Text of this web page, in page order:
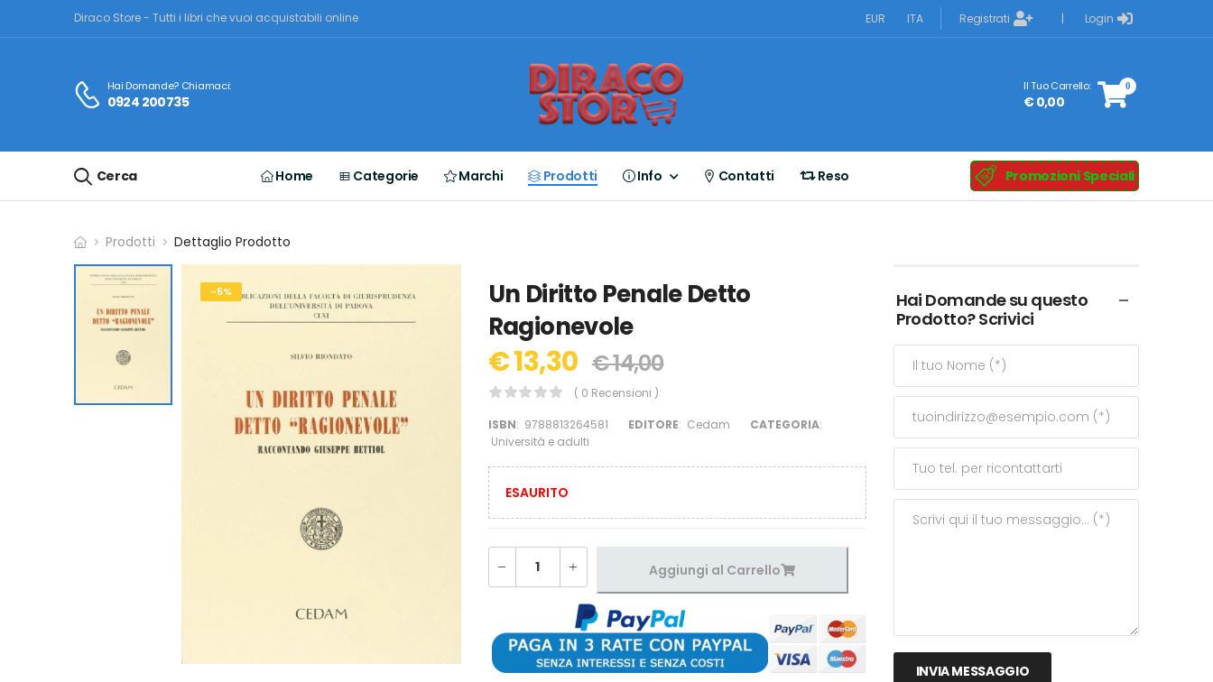
Diraco Store - Tutti i libri che vuoi acquistabili online EUR ITA Registrati | Login
Hai Domande? Chiamaci:
0924 200735
Il Tuo Carrello:
€ 0,00
0
Cerca Home Categorie Marchi Prodotti Info Contatti Reso Promozioni Speciali
Prodotti Dettaglio Prodotto
-5%
Un Diritto Penale Detto
Ragionevole
€ 13,30 € 14,00
( 0 Recensioni )
ISBN: 9788813264581 EDITORE: Cedam CATEGORIA:
Università e adulti
ESAURITO
Aggiungi al Carrello
Hai Domande su questo
Prodotto? Scrivici
INVIA MESSAGGIO